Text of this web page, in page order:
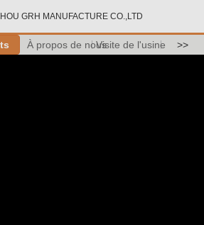
GRH MANUFACTURE CO.,LTD
À propos de nousVisite de l'usine >>